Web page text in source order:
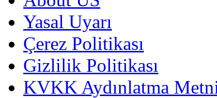
Yasal Uyarı
Çerez Politikası
Gizlilik Politikası
KVKK Aydınlatma